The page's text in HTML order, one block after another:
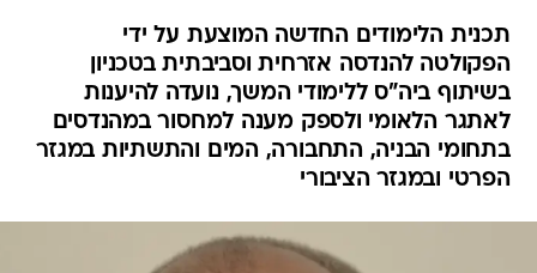
תכנית הלימודים החדשה המוצעת על ידי
הפקולטה להנדסה אזרחית וסביבתית בטכניון
בשיתוף ביה"ס ללימודי המשך, נועדה להיענות
לאתגר הלאומי ולספק מענה למחסור במהנדסים
בתחומי הבניה, התחבורה, המים והתשתיות במגזר
הפרטי ובמגזר הציבורי